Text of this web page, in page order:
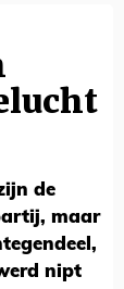
de
maar
nipt